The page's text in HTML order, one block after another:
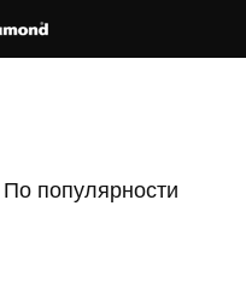
По популярности